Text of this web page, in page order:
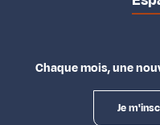
Chaque mois, une
Je